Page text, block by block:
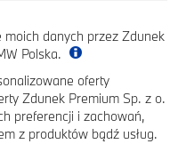
danych przez Zdunek
Polska.
oferty
Zdunek Premium Sp. z o.
preferencji i zachowań,
z produktów bądź usług.